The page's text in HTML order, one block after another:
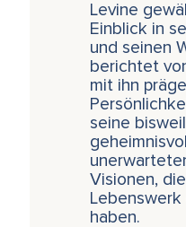
Levine
Einblick in
und seinen
berichtet
mit ihn
seine
Visionen,
haben.